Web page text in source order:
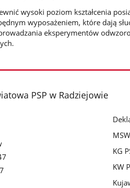
wysoki poziom kształcenia
wyposażeniem, które dają
eksperymentów
PSP w Radziejowie
KG
KW